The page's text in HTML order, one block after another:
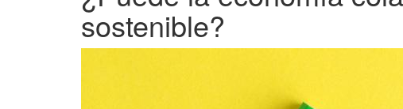
sostenible?